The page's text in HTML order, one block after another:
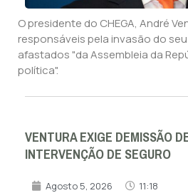
O presidente do CHEGA, André
responsáveis pela invasão do
afastados "da Assembleia da
política".
VENTURA EXIGE DEMISSÃO
INTERVENÇÃO DE SEGURO
Agosto 5, 2026 11:18